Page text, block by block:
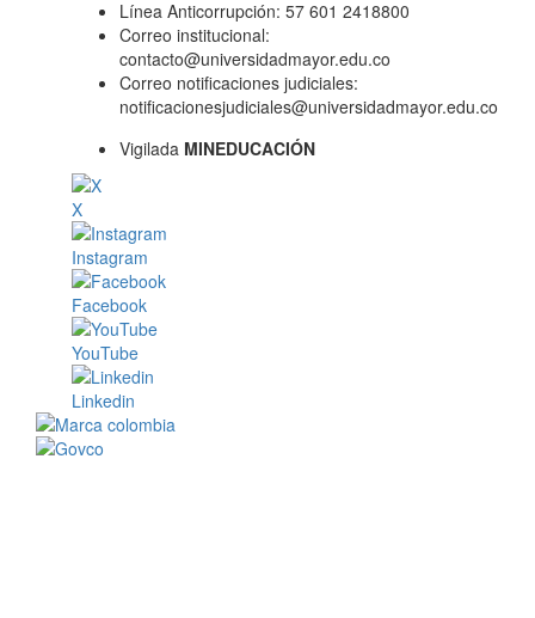
Línea Anticorrupción: 57 601 2418800
Correo institucional:
contacto@universidadmayor.edu.co
Correo notificaciones judiciales:
notificacionesjudiciales@universidadmayor.edu.co
Vigilada MINEDUCACIÓN
X
Instagram
Facebook
YouTube
Linkedin